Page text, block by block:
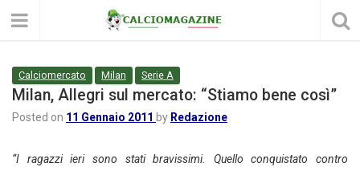
Calciomercato Milan Serie A
Milan, Allegri sul mercato: “Stiamo bene così”
Posted on 11 Gennaio 2011 by Redazione
“I ragazzi ieri sono stati bravissimi. Quello conquistato contro